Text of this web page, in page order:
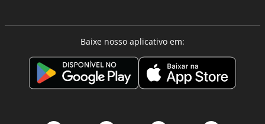
Baixe nosso aplicativo em: